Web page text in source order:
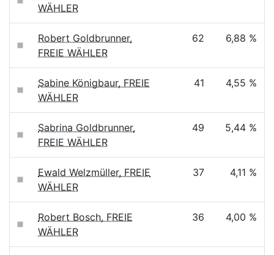
WÄHLER
Robert Goldbrunner,
FREIE WÄHLER
62 6,88 %
Sabine Königbaur, FREIE
WÄHLER
41 4,55 %
Sabrina Goldbrunner,
FREIE WÄHLER
49 5,44 %
Ewald Welzmüller, FREIE
WÄHLER
37 4,11 %
Robert Bosch, FREIE
WÄHLER
36 4,00 %